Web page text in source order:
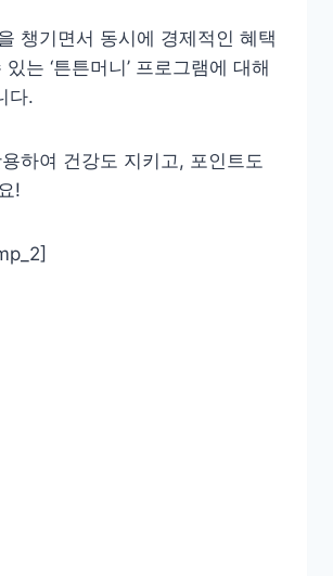
챙기면서 동시에 경제적인 혜택
는 ‘튼튼머니’ 프로그램에 대해
다.
하여 건강도 지키고, 포인트도
!